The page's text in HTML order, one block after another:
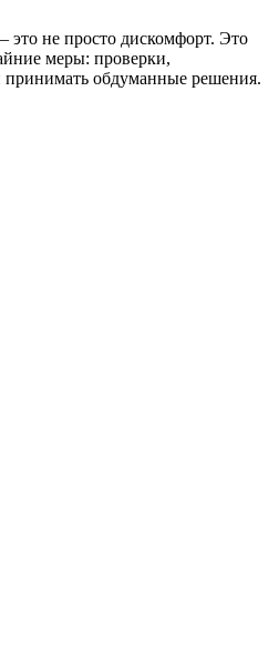
не просто дискомфорт. Это
меры: проверки,
принимать обдуманные решения.